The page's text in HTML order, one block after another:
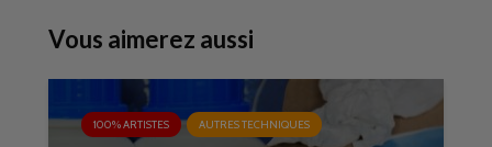
Vous aimerez aussi
100% ARTISTES AUTRES TECHNIQUES